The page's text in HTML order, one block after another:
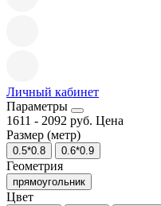
Личный кабинет
Параметры
1611 - 2092 руб. Цена
Размер (метр)
0.5*0.8 0.6*0.9
Геометрия
прямоугольник
Цвет